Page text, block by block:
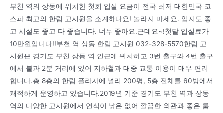
부천 역의 상동에 위치한 첫회 입실 요금이 전국 최저 대한민국 코
스파 최고의 한림 고시원을 소계하다요! 놀라지 마세요. 입지도 좋
고 시설도 좋고 다 좋습니다. 너무 좋아요.근데요~!첫달 입실료가
10만원입니다!!부천 역 상동 한림 고시원 032-328-5570한림 고
시원은 경기도 부천 상동 역 인근에 위치하고 3번 출구와 4번 출구
에서 불과 2분 거리에 있어 지하철과 대중 교통 이용이 매우 편리
합니다.총 8층의 한림 플라자에 널리 200평, 5층 전체를 60방에서
쾌적하게 운영하고 있습니다.2019년 기준 경기도 부천 역과 상동
역의 다양한 고시원에서 연식이 낡은 없어 깔끔한 외관과 좋은 룸